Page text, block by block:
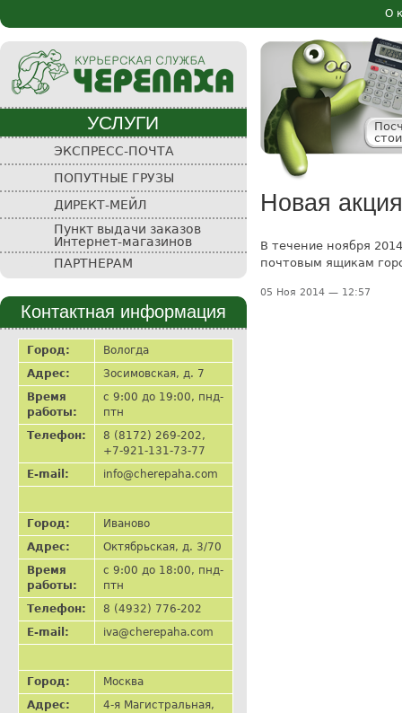
О
Курьерская
служба
"Черепаха"
УСЛУГИ
ЭКСПРЕСС-ПОЧТА
ПОПУТНЫЕ ГРУЗЫ
ДИРЕКТ-МЕЙЛ
Пункт выдачи заказов
Интернет-магазинов
ПАРТНЕРАМ
Контактная информация
Город:
Вологда
Адрес:
Зосимовская, д. 7
Время
работы:
с 9:00 до 19:00, пнд-
птн
Телефон:
8 (8172) 269-202,
+7-921-131-73-77
E-mail:
info@cherepaha.com
Город:
Иваново
Адрес:
Октябрьская, д. 3/70
Время
работы:
с 9:00 до 18:00, пнд-
птн
Телефон:
8 (4932) 776-202
E-mail:
iva@cherepaha.com
Город:
Москва
Адрес:
4-я Магистральная,
Новая
В течение ноября
почтовым ящикам
05 Ноя 2014 — 12:57